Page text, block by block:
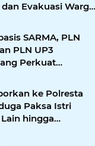
Evakuasi Warga
SARMA, PLN
PLN UP3
Perkuat
ke Polresta
Paksa Istri
hingga